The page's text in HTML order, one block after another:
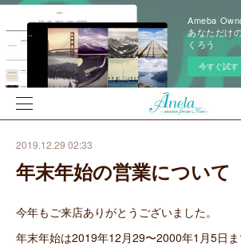
Ameba
あなただけ
くろう
今すぐ試す
2019.12.29 02:33
年末年始の営業について
今年もご来店ありがとうございました。
年末年始は2019年12月29〜2000年1月5日